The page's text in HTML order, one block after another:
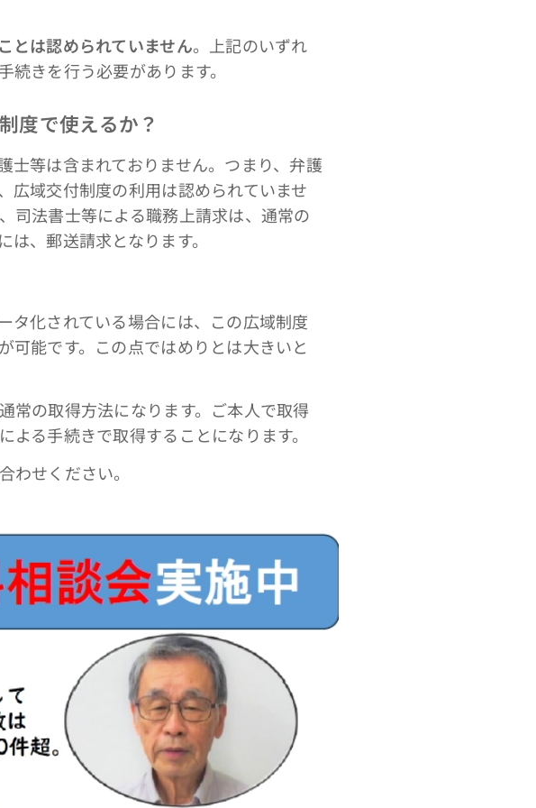
とは認められていません。上記のいずれ
きを行う必要があります。
度で使えるか？
等は含まれておりません。つまり、弁護
広域交付制度の利用は認められていませ
司法書士等による職務上請求は、通常の
、郵送請求となります。
化されている場合には、この広域制度
可能です。この点ではめりとは大きいと
常の取得方法になります。ご本人で取得
る手続きで取得することになります。
せください。